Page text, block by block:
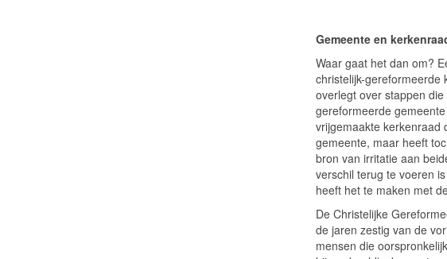
Gemeente en
Waar gaat het dan om?
christelijk-gereformeerde
overlegt over stappen
gereformeerde
vrijgemaakte kerkenraad
gemeente, maar heeft
bron van irritatie aan
verschil terug te voeren
heeft het te maken met
De Christelijke
de jaren zestig van de
mensen die